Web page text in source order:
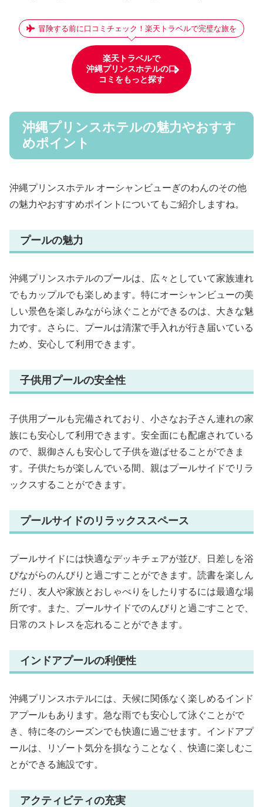
冒険する前に口コミチェック！楽天トラベルで完璧な旅を
楽天トラベルで
沖縄プリンスホテルの口
コミをもっと探す
沖縄プリンスホテルの魅力やおすす
めポイント
沖縄プリンスホテル オーシャンビューぎのわんのその他
の魅力やおすすめポイントについてもご紹介しますね。
プールの魅力
沖縄プリンスホテルのプールは、広々としていて家族連れ
でもカップルでも楽しめます。特にオーシャンビューの美
しい景色を楽しみながら泳ぐことができるのは、大きな魅
力です。さらに、プールは清潔で手入れが行き届いている
ため、安心して利用できます。
子供用プールの安全性
子供用プールも完備されており、小さなお子さん連れの家
族にも安心して利用できます。安全面にも配慮されている
ので、親御さんも安心して子供を遊ばせることができま
す。子供たちが楽しんでいる間、親はプールサイドでリラ
ックスすることができます。
プールサイドのリラックススペース
プールサイドには快適なデッキチェアが並び、日差しを浴
びながらのんびりと過ごすことができます。読書を楽しん
だり、友人や家族とおしゃべりをしたりするには最適な場
所です。また、プールサイドでのんびりと過ごすことで、
日常のストレスを忘れることができます。
インドアプールの利便性
沖縄プリンスホテルには、天候に関係なく楽しめるインド
アプールもあります。急な雨でも安心して泳ぐことがで
き、特に冬のシーズンでも快適に過ごせます。インドアプ
ールは、リゾート気分を損なうことなく、快適に楽しむこ
とができる施設です。
アクティビティの充実